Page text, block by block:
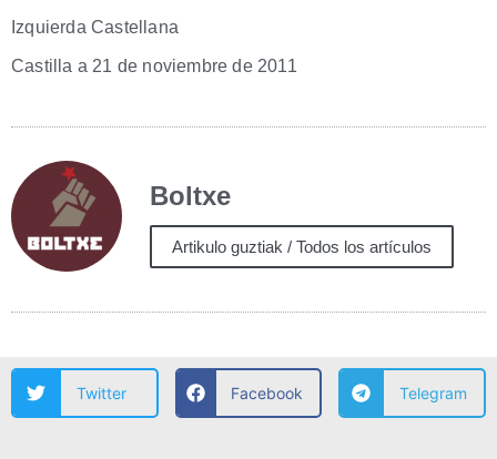
Izquier­da Castellana
Cas­ti­lla a 21 de noviem­bre de 2011
Boltxe
Artikulo guztiak / Todos los artículos
Twitter Facebook Telegram